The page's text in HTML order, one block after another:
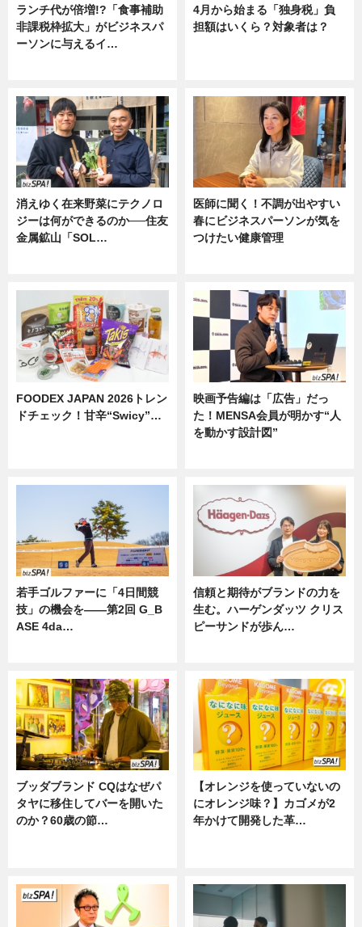
ランチ代が倍増!?「食事補助
非課税枠拡大」がビジネスパ
ーソンに与えるイ…
4月から始まる「独身税」負
担額はいくら？対象者は？
消えゆく在来野菜にテクノロ
ジーは何ができるのか──住友
金属鉱山「SOL…
医師に聞く！不調が出やすい
春にビジネスパーソンが気を
つけたい健康管理
FOODEX JAPAN 2026トレン
ドチェック！甘辛“Swicy”…
映画予告編は「広告」だっ
た！MENSA会員が明かす“人
を動かす設計図”
若手ゴルファーに「4日間競
技」の機会を——第2回 G_B
ASE 4da…
信頼と期待がブランドの力を
生む。ハーゲンダッツ クリス
ピーサンドが歩ん…
ブッダブランド CQはなぜパ
タヤに移住してバーを開いた
のか？60歳の節…
【オレンジを使っていないの
にオレンジ味？】カゴメが2
年かけて開発した革…